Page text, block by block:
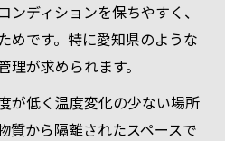
ディションを保ちやすく、
めです。特に愛知県のような
が求められます。
が低く温度変化の少ない場所
質から隔離されたスペースで